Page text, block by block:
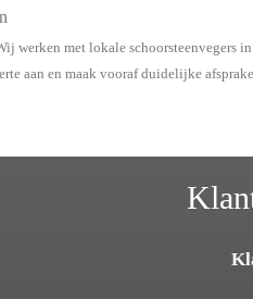
werken met lokale schoorsteenvegers
aan en maak vooraf duidelijke